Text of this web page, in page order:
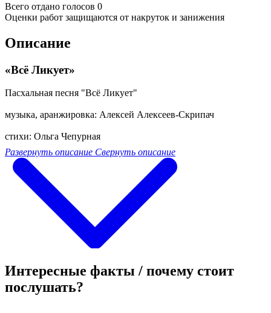
Всего отдано голосов 0
Оценки работ защищаются от накруток и занижения
Описание
«Всё Ликует»
Пасхальная песня "Всё Ликует"
музыка, аранжировка: Алексей Алексеев-Скрипач
стихи: Ольга Чепурная
Развернуть описание Свернуть описание
Интересные факты / почему стоит
послушать?